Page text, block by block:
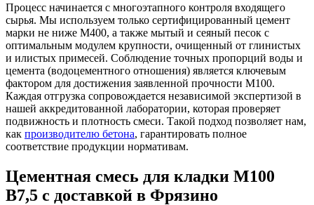
Процесс начинается с многоэтапного контроля входящего
сырья. Мы используем только сертифицированный цемент
марки не ниже М400, а также мытый и сеяный песок с
оптимальным модулем крупности, очищенный от глинистых
и илистых примесей. Соблюдение точных пропорций воды и
цемента (водоцементного отношения) является ключевым
фактором для достижения заявленной прочности М100.
Каждая отгрузка сопровождается независимой экспертизой в
нашей аккредитованной лаборатории, которая проверяет
подвижность и плотность смеси. Такой подход позволяет нам,
как производителю бетона, гарантировать полное
соответствие продукции нормативам.
Цементная смесь для кладки М100
B7,5 с доставкой в Фрязино